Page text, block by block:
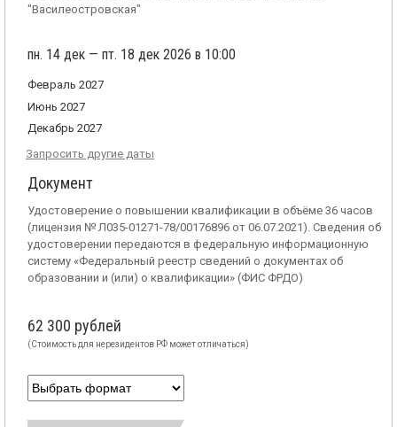
"Василеостровская"
пн. 14 дек — пт. 18 дек 2026 в 10:00
Февраль 2027
Июнь 2027
Декабрь 2027
Запросить другие даты
Документ
Удостоверение о повышении квалификации в объёме 36 часов
(лицензия № Л035-01271-78/00176896 от 06.07.2021). Сведения об
удостоверении передаются в федеральную информационную
систему «Федеральный реестр сведений о документах об
образовании и (или) о квалификации» (ФИС ФРДО)
62 300 рублей
(Стоимость для нерезидентов РФ может отличаться)